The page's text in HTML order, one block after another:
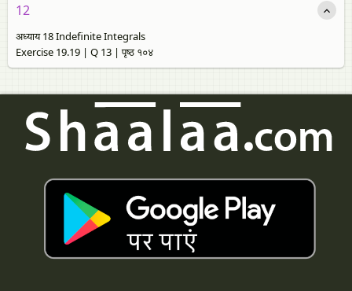
12
अध्याय 18 Indefinite Integrals
Exercise 19.19 | Q 13 | पृष्ठ १०४